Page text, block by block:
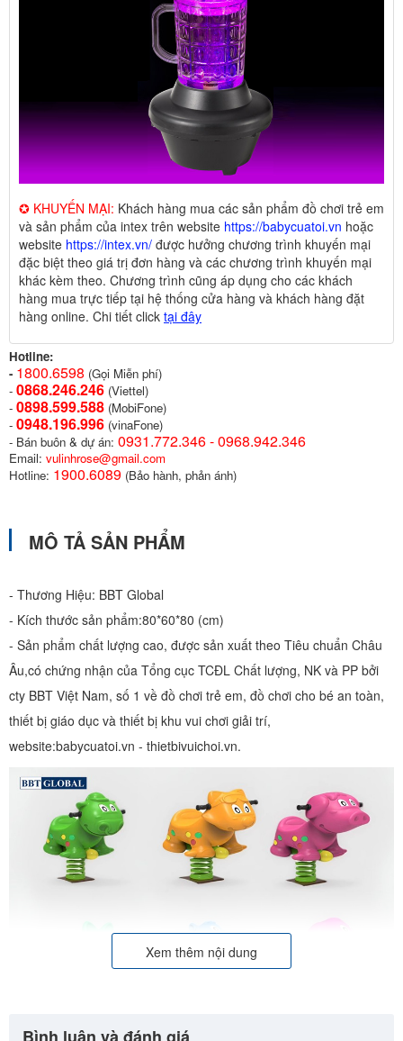
✪ KHUYẾN MẠI: Khách hàng mua các sản phẩm đồ chơi trẻ em
và sản phẩm của intex trên website https://babycuatoi.vn hoặc
website https://intex.vn/ được hưởng chương trình khuyến mại
đặc biệt theo giá trị đơn hàng và các chương trình khuyến mại
khác kèm theo. Chương trình cũng áp dụng cho các khách
hàng mua trực tiếp tại hệ thống cửa hàng và khách hàng đặt
hàng online. Chi tiết click tại đây
Hotline:
- 1800.6598 (Gọi Miễn phí)
- 0868.246.246 (Viettel)
- 0898.599.588 (MobiFone)
- 0948.196.996 (vinaFone)
- Bán buôn & dự án: 0931.772.346 - 0968.942.346
Email: vulinhrose@gmail.com
Hotline: 1900.6089 (Bảo hành, phản ánh)
MÔ TẢ SẢN PHẨM
- Thương Hiệu: BBT Global
- Kích thước sản phẩm:80*60*80 (cm)
- Sản phẩm chất lượng cao, được sản xuất theo Tiêu chuẩn Châu
Âu,có chứng nhận của Tổng cục TCĐL Chất lượng, NK và PP bởi
cty BBT Việt Nam, số 1 về đồ chơi trẻ em, đồ chơi cho bé an toàn,
thiết bị giáo dục và thiết bị khu vui chơi giải trí,
website:babycuatoi.vn - thietbivuichoi.vn.
Xem thêm nội dung